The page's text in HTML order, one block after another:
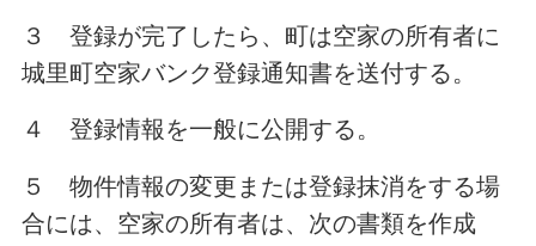
３ 登録が完了したら、町は空家の所有者に
城里町空家バンク登録通知書を送付する。
４ 登録情報を一般に公開する。
５ 物件情報の変更または登録抹消をする場
合には、空家の所有者は、次の書類を作成